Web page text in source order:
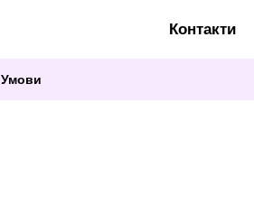
Контакти
Умови